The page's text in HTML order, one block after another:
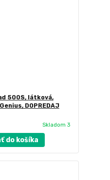
500S, látková,
DOPREDAJ
Skladom 3
do košíka